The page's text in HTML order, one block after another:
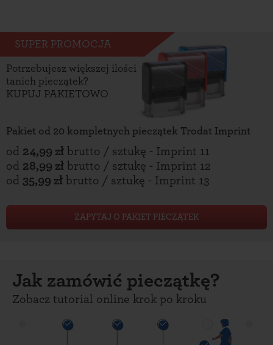
SUPER PROMOCJA
Potrzebujesz większej ilości
tanich pieczątek?
KUPUJ PAKIETOWO
Pakiet od 20 kompletnych pieczątek Trodat Imprint
od 24,99 zł brutto / sztukę - Imprint 11
od 28,99 zł brutto / sztukę - Imprint 12
od 35,99 zł brutto / sztukę - Imprint 13
ZAPYTAJ O PAKIET PIECZĄTEK
Jak zamówić pieczątkę?
Zobacz tutorial online krok po kroku